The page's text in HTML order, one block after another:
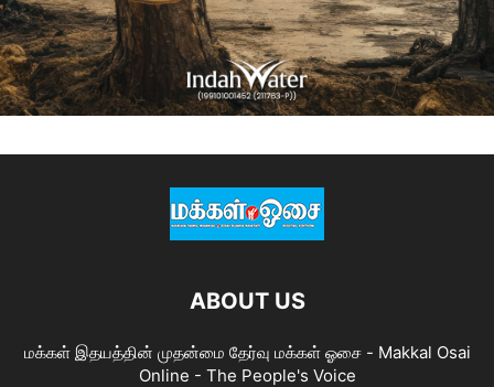
ABOUT US
மக்கள் இதயத்தின் முதன்மை தேர்வு மக்கள் ஓசை - Makkal Osai
Online - The People's Voice